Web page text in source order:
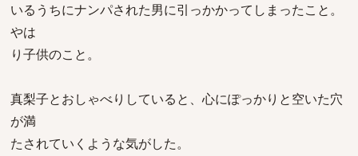
いるうちにナンパされた男に引っかかってしまったこと。
やは
り子供のこと。
真梨子とおしゃべりしていると、心にぽっかりと空いた穴
が満
たされていくような気がした。